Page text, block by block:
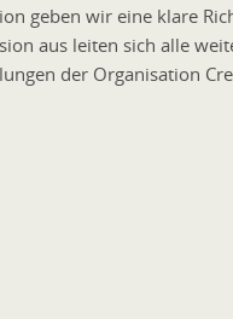
geben wir eine klare
aus leiten sich alle
der Organisation